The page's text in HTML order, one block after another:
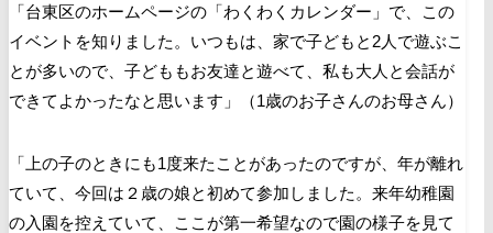
「台東区のホームページの「わくわくカレンダー」で、この
イベントを知りました。いつもは、家で子どもと 2人で遊ぶこ
とが多いので、子どももお友達と遊べて、私も大人と会話が
できてよかったなと思います」（1歳のお子さんのお母さん）
「上の子のときにも1度来たことがあったのですが、年が離れ
ていて、今回は２歳の娘と初めて参加しました。来年幼稚園
の入園を控えていて、ここが第一希望なので園の様子を見て